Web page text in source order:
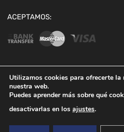
ACEPTAMOS:
Utilizamos cookies para ofrecerte la
nuestra web.
Puedes aprender más sobre qué
desactivarlas en los ajustes.